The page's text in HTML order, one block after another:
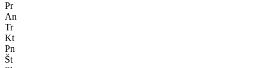
Pr
An
Tr
Kt
Pn
Št